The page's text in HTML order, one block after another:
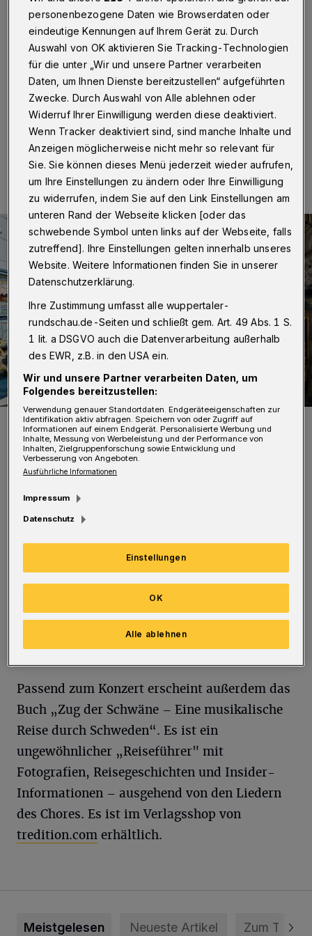
Wuppertal· Der Leverkusener Trollchor ist Sonntag
(31. Mai 2026) erneut in der Klosterkirche Beyenburg
zu Gast. Unter dem Titel „Zug der Schwäne“ nimmt er
sein Publikum ab 17 Uhr mit auf eine musikalische Reise
durch Schweden – von Skåne bis Lappland.
24.05.2026 , 15:09 Uhr Eine Minute Lesezeit
Blick in die Klosterkirche.
Foto: Achim Otto
Die „verrückten Trolle“ bringen schwedische
Chorklänge ins Bergische. Sie vermitteln
Sehnsucht, Licht und Weite des Nordens und
verbinden die Lieder mit kurzen Geschichten
über Landschaften, Kultur und persönliche
Reiseerlebnisse im Norden. Der Eintritt ist
kostenlos.
Passend zum Konzert erscheint außerdem das
Buch „Zug der Schwäne – Eine musikalische
Reise durch Schweden“. Es ist ein
ungewöhnlicher „Reiseführer" mit
Fotografien, Reisegeschichten und Insider-
Informationen – ausgehend von den Liedern
des Chores. Es ist im Verlagsshop von
tredition.com erhältlich.
Meistgelesen Neueste Artikel Zum Thema
personenbezogene Daten wie Browserdaten oder
eindeutige Kennungen auf Ihrem Gerät zu. Durch
Auswahl von OK aktivieren Sie Tracking-Technologien
für die unter „Wir und unsere Partner verarbeiten
Daten, um Ihnen Dienste bereitzustellen“ aufgeführten
Zwecke. Durch Auswahl von Alle ablehnen oder
Widerruf Ihrer Einwilligung werden diese deaktiviert.
Wenn Tracker deaktiviert sind, sind manche Inhalte und
Anzeigen möglicherweise nicht mehr so relevant für
Sie. Sie können dieses Menü jederzeit wieder aufrufen,
um Ihre Einstellungen zu ändern oder Ihre Einwilligung
zu widerrufen, indem Sie auf den Link Einstellungen am
unteren Rand der Webseite klicken [oder das
schwebende Symbol unten links auf der Webseite, falls
zutreffend]. Ihre Einstellungen gelten innerhalb unseres
Website. Weitere Informationen finden Sie in unserer
Datenschutzerklärung.
Ihre Zustimmung umfasst alle wuppertaler-
rundschau.de-Seiten und schließt gem. Art. 49 Abs. 1 S.
1 lit. a DSGVO auch die Datenverarbeitung außerhalb
des EWR, z.B. in den USA ein.
Wir und unsere Partner verarbeiten Daten, um
Folgendes bereitzustellen:
Verwendung genauer Standortdaten. Endgeräteeigenschaften zur
Identifikation aktiv abfragen. Speichern von oder Zugriff auf
Informationen auf einem Endgerät. Personalisierte Werbung und
Inhalte, Messung von Werbeleistung und der Performance von
Inhalten, Zielgruppenforschung sowie Entwicklung und
Verbesserung von Angeboten.
Ausführliche Informationen
Impressum
Datenschutz
Einstellungen
Alle ablehnen
OK